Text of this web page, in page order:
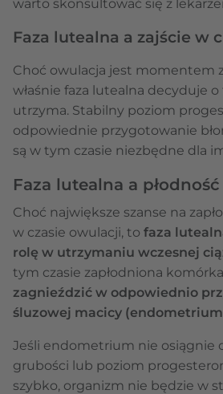
warto skonsultować się z
Faza lutealna a zajście w
Choć owulacja jest momentem
właśnie faza lutealna decyduje o
utrzyma. Stabilny poziom
odpowiednie przygotowanie
są w tym czasie niezbędne dla
Faza lutealna a płodność
Choć największe szanse na
w czasie owulacji, to faza
rolę w utrzymaniu wczesnej
tym czasie zapłodniona
zagnieździć w odpowiednio
śluzowej macicy
Jeśli endometrium nie osiągnie
grubości lub poziom
szybko, organizm nie będzie w